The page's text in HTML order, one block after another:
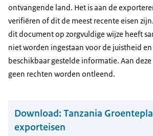
ontvangende land. Het is aan de
verifiëren of dit de meest recente eisen
dit document op zorgvuldige wijze heeft
niet worden ingestaan voor de juistheid
beschikbaar gestelde informatie. Aan
geen rechten worden ontleend.
Download: Tanzania
exporteisen